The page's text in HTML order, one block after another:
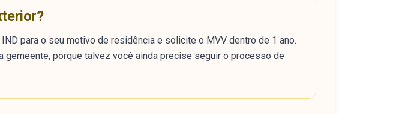
para o seu motivo de residência e solicite o MVV dentro de 1 ano.
gemeente, porque talvez você ainda precise seguir o processo de